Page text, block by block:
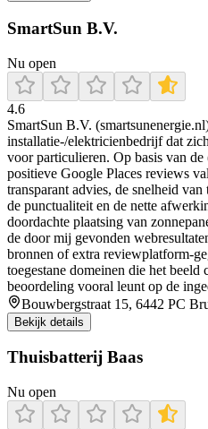
SmartSun B.V.
Nu open
4.6
SmartSun B.V.
installatie-/elektricienbedrijf dat
voor particulieren. Op basis van
positieve Google Places reviews
transparant advies, de snelheid
de punctualiteit en de nette
doordachte plaatsing van
de door mij gevonden
bronnen of extra reviewplatform-
toegestane domeinen die het beeld
beoordeling vooral leunt op de
Bouwbergstraat 15, 6442 PC
Bekijk details
Thuisbatterij Baas
Nu open